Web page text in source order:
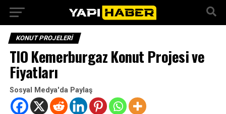
KONUT PROJELERI
TIO Kemerburgaz Konut Projesi ve
Fiyatları
Sosyal Medya'da Paylaş